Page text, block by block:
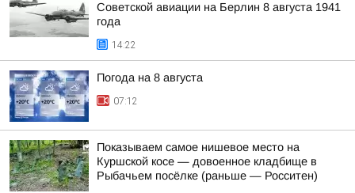
Советской авиации на Берлин 8 августа 1941
года
14:22
Погода на 8 августа
07:12
Показываем самое нишевое место на
Куршской косе — довоенное кладбище в
Рыбачьем посёлке (раньше — Росситен)